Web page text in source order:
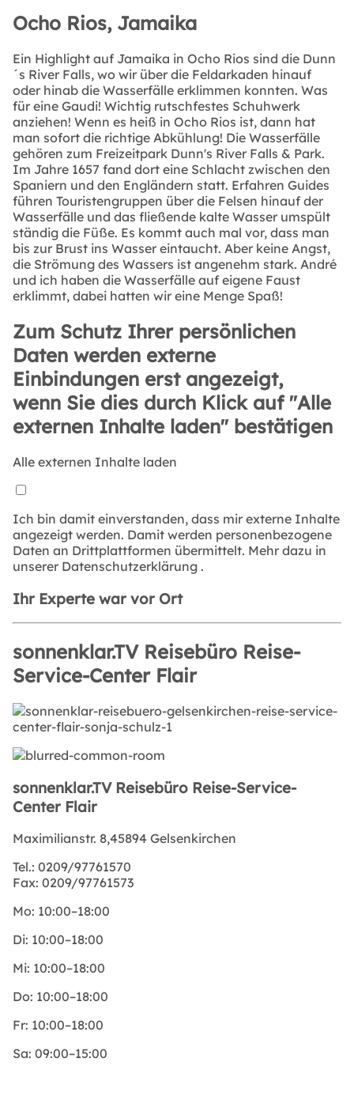
Ocho Rios, Jamaika
Ein Highlight auf Jamaika in Ocho Rios sind die Dunn
´s River Falls, wo wir über die Feldarkaden hinauf
oder hinab die Wasserfälle erklimmen konnten. Was
für eine Gaudi! Wichtig rutschfestes Schuhwerk
anziehen! Wenn es heiß in Ocho Rios ist, dann hat
man sofort die richtige Abkühlung! Die Wasserfälle
gehören zum Freizeitpark Dunn's River Falls & Park.
Im Jahre 1657 fand dort eine Schlacht zwischen den
Spaniern und den Engländern statt. Erfahren Guides
führen Touristengruppen über die Felsen hinauf der
Wasserfälle und das fließende kalte Wasser umspült
ständig die Füße. Es kommt auch mal vor, dass man
bis zur Brust ins Wasser eintaucht. Aber keine Angst,
die Strömung des Wassers ist angenehm stark. André
und ich haben die Wasserfälle auf eigene Faust
erklimmt, dabei hatten wir eine Menge Spaß!
Zum Schutz Ihrer persönlichen
Daten werden externe
Einbindungen erst angezeigt,
wenn Sie dies durch Klick auf "Alle
externen Inhalte laden" bestätigen
Alle externen Inhalte laden
Ich bin damit einverstanden, dass mir externe Inhalte
angezeigt werden. Damit werden personenbezogene
Daten an Drittplattformen übermittelt. Mehr dazu in
unserer Datenschutzerklärung .
Ihr Experte war vor Ort
sonnenklar.TV Reisebüro Reise-
Service-Center Flair
sonnenklar.TV Reisebüro Reise-Service-
Center Flair
Maximilianstr. 8,45894 Gelsenkirchen
Tel.: 0209/97761570
Fax: 0209/97761573
Mo: 10:00–18:00
Di: 10:00–18:00
Mi: 10:00–18:00
Do: 10:00–18:00
Fr: 10:00–18:00
Sa: 09:00–15:00